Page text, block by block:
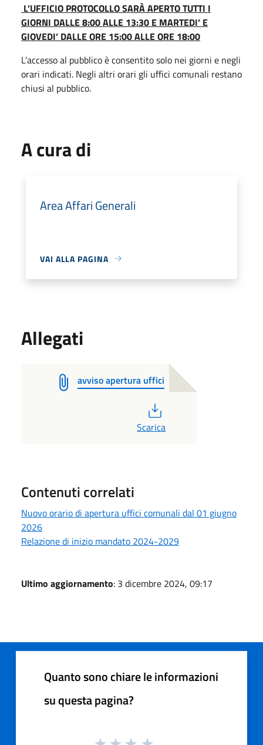
L’UFFICIO PROTOCOLLO SARÀ APERTO TUTTI I
GIORNI DALLE 8:00 ALLE 13:30 E MARTEDI’ E
GIOVEDI’ DALLE ORE 15:00 ALLE ORE 18:00
L’accesso al pubblico è consentito solo nei giorni e negli
orari indicati. Negli altri orari gli uffici comunali restano
chiusi al pubblico.
A cura di
Area Affari Generali
VAI ALLA PAGINA
Allegati
avviso apertura uffici
Scarica
Contenuti correlati
Nuovo orario di apertura uffici comunali dal 01 giugno
2026
Relazione di inizio mandato 2024-2029
Ultimo aggiornamento: 3 dicembre 2024, 09:17
Quanto sono chiare le informazioni
su questa pagina?